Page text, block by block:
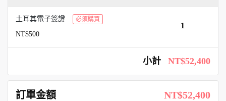
土耳其電子簽證 必須購買
NT$500
1
小計 NT$52,400
訂單金額 NT$52,400